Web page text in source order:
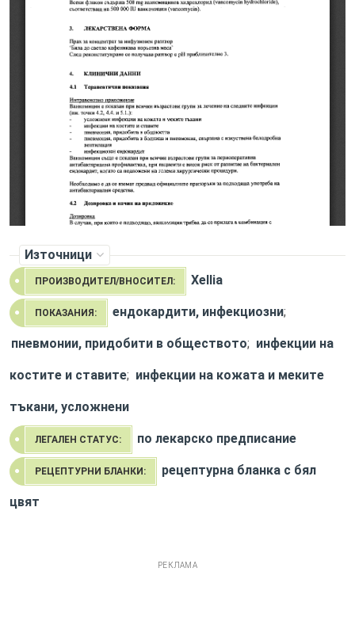
Източници
ПРОИЗВОДИТЕЛ/ВНОСИТЕЛ: Xellia
ПОКАЗАНИЯ: ендокардити, инфекциозни;
пневмонии, придобити в обществото; инфекции на
костите и ставите; инфекции на кожата и меките
тъкани, усложнени
ЛЕГАЛЕН СТАТУС: по лекарско предписание
РЕЦЕПТУРНИ БЛАНКИ: рецептурна бланка с бял
цвят
РЕКЛАМА